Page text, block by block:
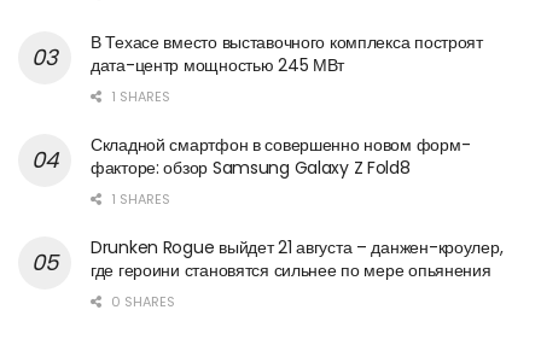
В Техасе вместо выставочного комплекса построят
дата-центр мощностью 245 МВт
1 SHARES
Складной смартфон в совершенно новом форм-
факторе: обзор Samsung Galaxy Z Fold8
1 SHARES
Drunken Rogue выйдет 21 августа – данжен-кроулер,
где героини становятся сильнее по мере опьянения
0 SHARES